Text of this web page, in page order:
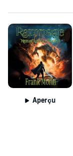
Aperçu